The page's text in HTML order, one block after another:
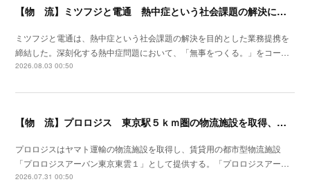
【物 流】ミツフジと電通 熱中症という社会課題の解決に向け業務提携
ミツフジと電通は、熱中症という社会課題の解決を目的とした業務提携を
締結した。深刻化する熱中症問題において、「無事をつくる。」をコー…
2026.08.03 00:50
【物 流】プロロジス 東京駅５ｋｍ圏の物流施設を取得、２７年４月提供開始
プロロジスはヤマト運輸の物流施設を取得し、賃貸用の都市型物流施設
「プロロジスアーバン東京東雲１」として提供する。「プロロジスアー…
2026.07.31 00:50